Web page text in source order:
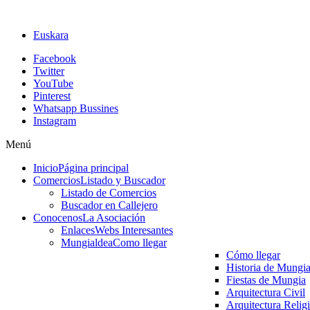
Euskara
Facebook
Twitter
YouTube
Pinterest
Whatsapp Bussines
Instagram
Menú
InicioPágina principal
ComerciosListado y Buscador
Listado de Comercios
Buscador en Callejero
ConocenosLa Asociación
EnlacesWebs Interesantes
MungialdeaComo llegar
Cómo llegar
Historia de Mungia
Fiestas de Mungia
Arquitectura Civil
Arquitectura